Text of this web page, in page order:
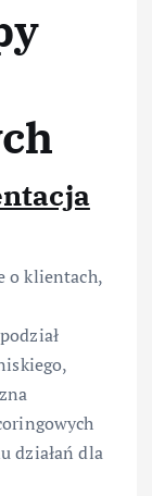
o klientach,
działań dla